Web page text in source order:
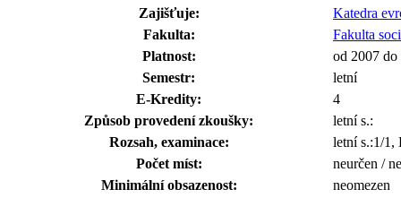
Zajišťuje:
Katedra
Fakulta:
Fakulta
Platnost:
od 2007 do
Semestr:
letní
E-Kredity:
4
Způsob provedení zkoušky:
letní s.:
Rozsah, examinace:
letní s.:1/
Počet míst:
neurčen /
Minimální obsazenost:
neomezen